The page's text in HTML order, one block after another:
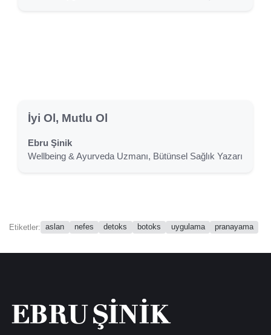
İyi Ol, Mutlu Ol
Ebru Şinik
Wellbeing & Ayurveda Uzmanı, Bütünsel Sağlık Yazarı
Etiketler: aslan nefes detoks botoks uygulama pranayama